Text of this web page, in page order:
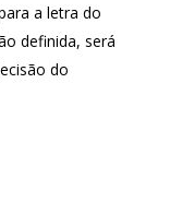
a letra do
definida, será
do